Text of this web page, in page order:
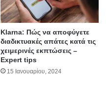
Klarna: Πώς να αποφύγετε
διαδικτυακές απάτες κατά τις
χειμερινές εκπτώσεις –
Expert tips
15 Ιανουαρίου, 2024